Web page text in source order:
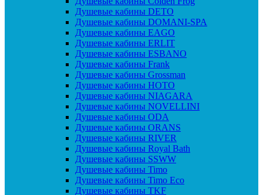
Душевые кабины DETO
Душевые кабины DOMANI-SPA
Душевые кабины EAGO
Душевые кабины ERLIT
Душевые кабины ESBANO
Душевые кабины Frank
Душевые кабины Grossman
Душевые кабины HOTO
Душевые кабины NIAGARA
Душевые кабины NOVELLINI
Душевые кабины ODA
Душевые кабины ORANS
Душевые кабины RIVER
Душевые кабины Royal Bath
Душевые кабины SSWW
Душевые кабины Timo
Душевые кабины Timo Eco
Душевые кабины TKF